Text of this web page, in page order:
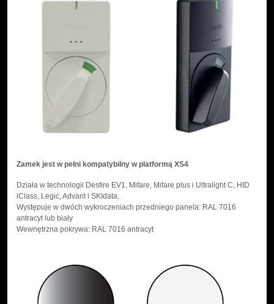
Zamek jest w pełni kompatybilny w platformą XS4
Działa w technologii Desfire EV1, Mifare, Mifare plus i Ultralight C, HID
iClass, Legic, Advant i SKIdata.
Występuje w dwóch wykroczeniach przedniego panela: RAL 7016
antracyt lub biały
Wewnętrzna pokrywa: RAL 7016 antracyt